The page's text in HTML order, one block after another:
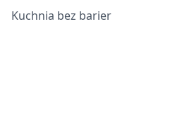
Kuchnia bez barier